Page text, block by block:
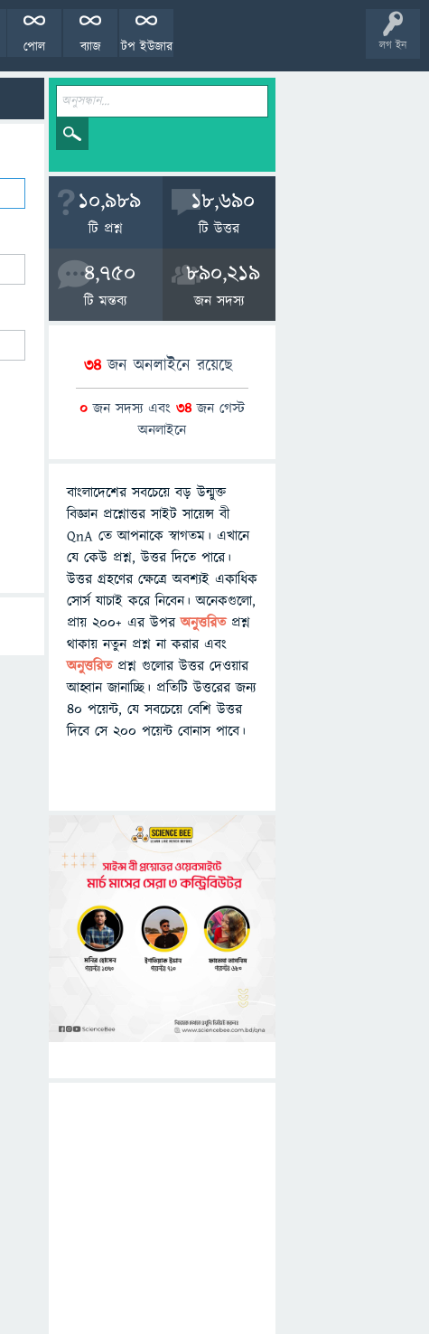
লগ ইন
টপ ইউজার
ব্যাজ
পোল
10,989
টি প্রশ্ন
18,690
টি উত্তর
4,750
টি মন্তব্য
890,219
জন সদস্য
34জন অনলাইনে রয়েছে
0 জন সদস্য এবং 34 জন গেস্ট
অনলাইনে
বাংলাদেশের সবচেয়ে বড় উন্মুক্ত
বিজ্ঞান প্রশ্নোত্তর সাইট সায়েন্স বী
QnA তে আপনাকে স্বাগতম। এখানে
যে কেউ প্রশ্ন, উত্তর দিতে পারে।
উত্তর গ্রহণের ক্ষেত্রে অবশ্যই একাধিক
সোর্স যাচাই করে নিবেন। অনেকগুলো,
প্রায় ২০০+ এর উপরঅনুত্তরিতপ্রশ্ন
থাকায় নতুন প্রশ্ন না করার এবং
অনুত্তরিত প্রশ্ন গুলোর উত্তর দেওয়ার
আহ্বান জানাচ্ছি। প্রতিটি উত্তরের জন্য
৪০ পয়েন্ট, যে সবচেয়ে বেশি উত্তর
দিবে সে ২০০ পয়েন্ট বোনাস পাবে।